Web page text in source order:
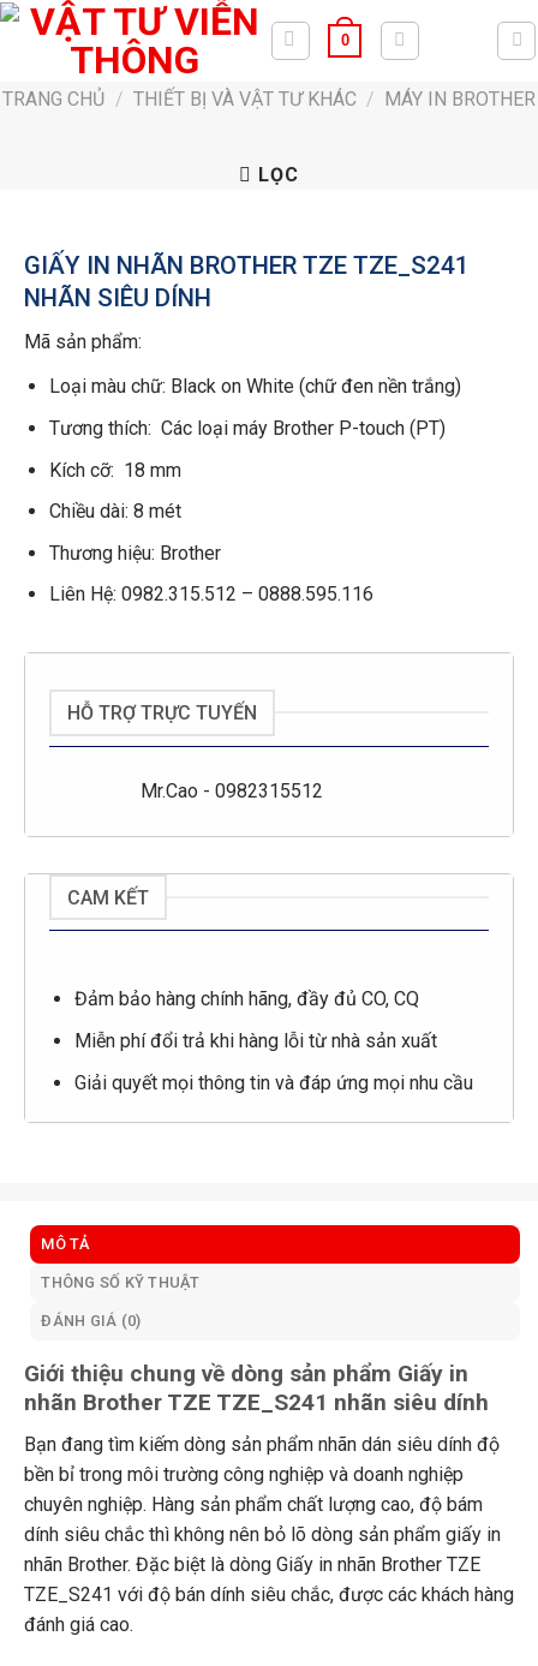
Bỏ
dung
0
TRANG CHỦ / THIẾT BỊ VÀ VẬT TƯ KHÁC / MÁY IN BROTHER
LỌC
GIẤY IN NHÃN BROTHER TZE TZE_S241
NHÃN SIÊU DÍNH
Mã sản phẩm:
Loại màu chữ: Black on White (chữ đen nền trắng)
Tương thích: Các loại máy Brother P-touch (PT)
Kích cỡ: 18 mm
Chiều dài: 8 mét
Thương hiệu: Brother
Liên Hệ: 0982.315.512 – 0888.595.116
HỖ TRỢ TRỰC TUYẾN
Mr.Cao - 0982315512
CAM KẾT
Đảm bảo hàng chính hãng, đầy đủ CO, CQ
Miễn phí đổi trả khi hàng lỗi từ nhà sản xuất
Giải quyết mọi thông tin và đáp ứng mọi nhu cầu
MÔ TẢ
THÔNG SỐ KỸ THUẬT
ĐÁNH GIÁ (0)
Giới thiệu chung về dòng sản phẩm Giấy in
nhãn Brother TZE TZE_S241 nhãn siêu dính
Bạn đang tìm kiếm dòng sản phẩm nhãn dán siêu dính độ
bền bỉ trong môi trường công nghiệp và doanh nghiệp
chuyên nghiệp. Hàng sản phẩm chất lượng cao, độ bám
dính siêu chắc thì không nên bỏ lõ dòng sản phẩm giấy in
nhãn Brother. Đặc biệt là dòng Giấy in nhãn Brother TZE
TZE_S241 với độ bán dính siêu chắc, được các khách hàng
đánh giá cao.